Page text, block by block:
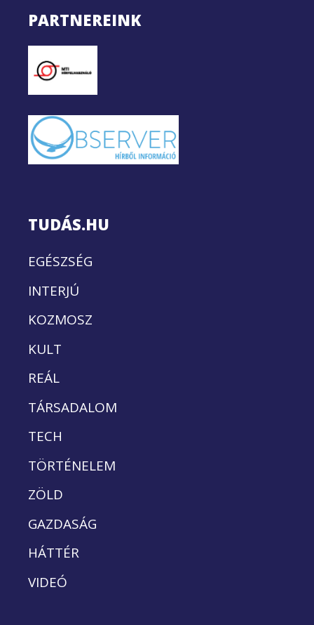
PARTNEREINK
TUDÁS.HU
EGÉSZSÉG
INTERJÚ
KOZMOSZ
KULT
REÁL
TÁRSADALOM
TECH
TÖRTÉNELEM
ZÖLD
GAZDASÁG
HÁTTÉR
VIDEÓ